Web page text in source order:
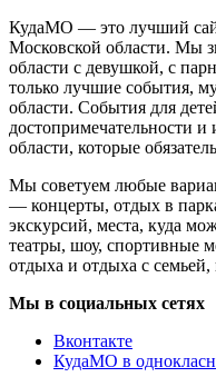
КудаМО — это лучший
Московской области. Мы
области с девушкой, с
только лучшие события,
области. События для
достопримечательности
области, которые
Мы советуем любые
— концерты, отдых в
экскурсий, места, куда
театры, шоу, спортивные
отдыха и отдыха с семьей,
Мы в социальных сетях
Вконтакте
КудаМО в